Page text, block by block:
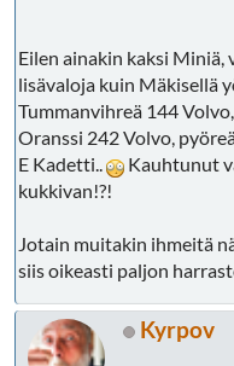
Eilen ainakin kaksi Miniä,
lisävaloja kuin Mäkisellä
Tummanvihreä 144
Oranssi 242 Volvo,
E Kadetti..
Kauhtunut
kukkivan!?!
Jotain muitakin ihmeitä
siis oikeasti paljon
Kyrpov